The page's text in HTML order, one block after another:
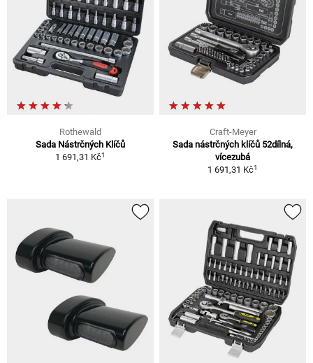
Rothewald
Sada Nástrčných Klíčů
1 691,31 Kč1
Craft-Meyer
Sada nástrčných klíčů 52dílná,
vícezubá
1 691,31 Kč1